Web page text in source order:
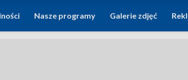
Nasze programy Galerie zdjęć